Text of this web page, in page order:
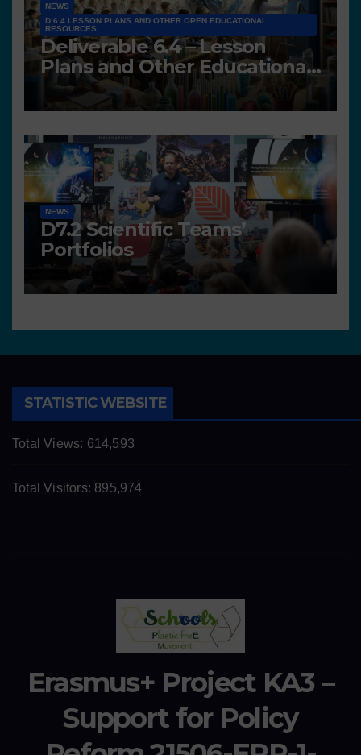
NEWS
D 6.4 LESSON PLANS AND OTHER OPEN EDUCATIONAL
RESOURCES
Deliverable 6.4 – Lesson
Plans and Other Educational
resources
NEWS
D7.2 Scientific Teams’
Portfolios
STATISTIC WEBSITE
Total Views: 614,593
Total Visitors: 895,974
Erasmus+ Project KA3 –
Support for Policy